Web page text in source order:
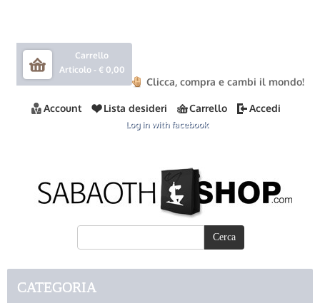
Carrello
Articolo - € 0,00
Clicca, compra e cambi il mondo!
Account Lista desideri Carrello Accedi
Log in with facebook
CATEGORIA